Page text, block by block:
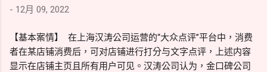
- 12月 09, 2022
【基本案情】 在上海汉涛公司运营的“大众点评”平台中，消费
者在某店铺消费后，可对店铺进行打分与文字点评，上述内容
显示在店铺主页且所有用户可见。汉涛公司认为，金口碑公司